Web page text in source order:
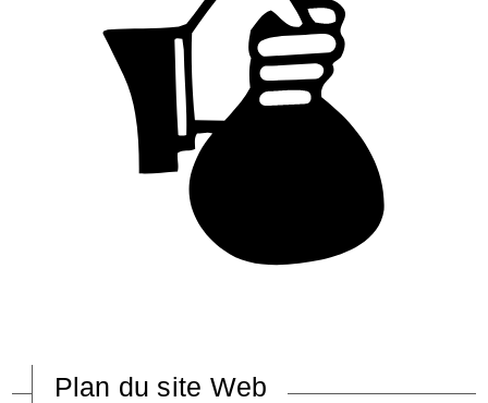
Plan du site Web